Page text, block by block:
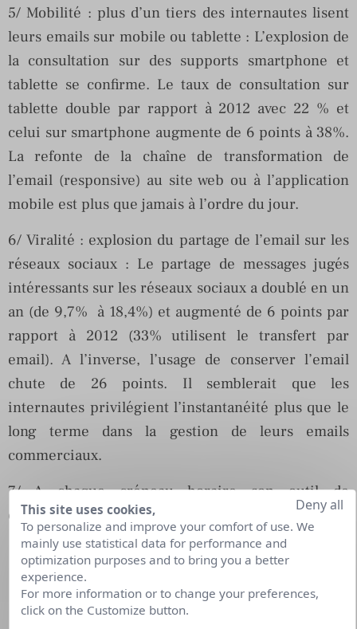
5/ Mobilité : plus d’un tiers des internautes lisent
leurs emails sur mobile ou tablette : L’explosion de
la consultation sur des supports smartphone et
tablette se confirme. Le taux de consultation sur
tablette double par rapport à 2012 avec 22 % et
celui sur smartphone augmente de 6 points à 38%.
La refonte de la chaîne de transformation de
l’email (responsive) au site web ou à l’application
mobile est plus que jamais à l’ordre du jour.
6/ Viralité : explosion du partage de l’email sur les
réseaux sociaux : Le partage de messages jugés
intéressants sur les réseaux sociaux a doublé en un
an (de 9,7% à 18,4%) et augmenté de 6 points par
rapport à 2012 (33% utilisent le transfert par
email). A l’inverse, l’usage de conserver l’email
chute de 26 points. Il semblerait que les
internautes privilégient l’instantanéité plus que le
long terme dans la gestion de leurs emails
commerciaux.
7/ A chaque créneau horaire son outil de
consultation des e-mails personnels
This site uses cookies,
To personalize and improve your comfort of use. We
mainly use statistical data for performance and
optimization purposes and to bring you a better
experience.
For more information or to change your preferences,
click on the Customize button.
Deny all